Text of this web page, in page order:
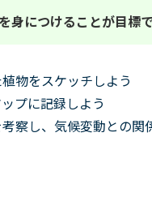
身につけることが目標
物をスケッチしよう
プに記録しよう
察し、気候変動との関